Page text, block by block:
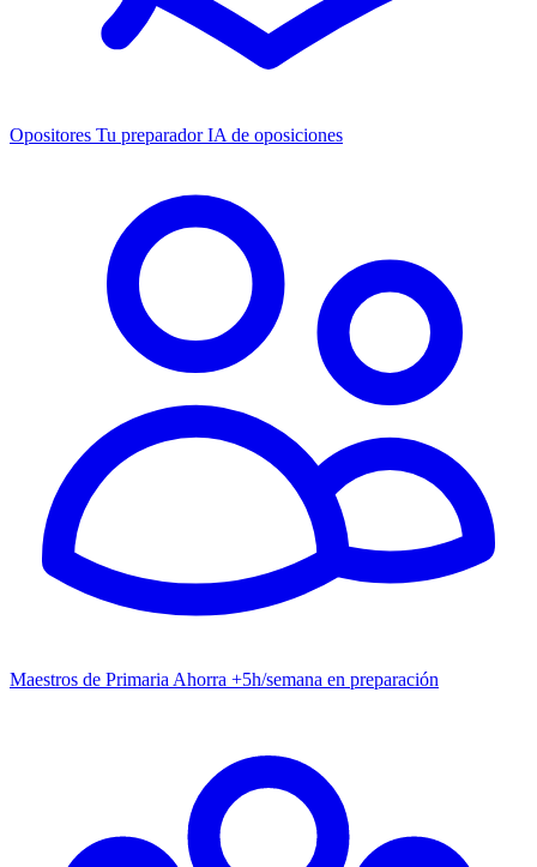
Opositores Tu preparador IA de oposiciones
Maestros de Primaria Ahorra +5h/semana en preparación